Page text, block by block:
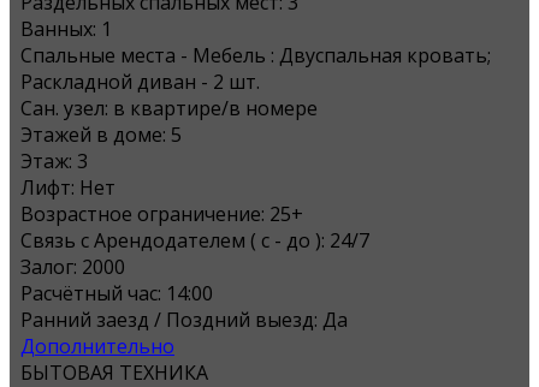
Ванных: 1
Спальные места - Мебель : Двуспальная кровать;
Раскладной диван - 2 шт.
Сан. узел: в квартире/в номере
Этажей в доме: 5
Этаж: 3
Лифт: Нет
Возрастное ограничение: 25+
Связь с Арендодателем ( с - до ): 24/7
Залог: 2000
Расчётный час: 14:00
Ранний заезд / Поздний выезд: Да
Дополнительно
БЫТОВАЯ ТЕХНИКА